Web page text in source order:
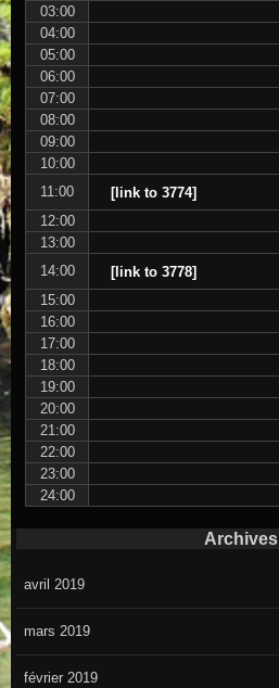
03:00
04:00
05:00
06:00
07:00
08:00
09:00
10:00
11:00
[link to 3774]
12:00
13:00
14:00
[link to 3778]
15:00
16:00
17:00
18:00
19:00
20:00
21:00
22:00
23:00
24:00
Archives
avril 2019
mars 2019
février 2019